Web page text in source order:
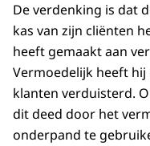
De verdenking is dat
kas van zijn cliënten
heeft gemaakt aan
Vermoedelijk heeft hij
klanten verduisterd.
dit deed door het
onderpand te